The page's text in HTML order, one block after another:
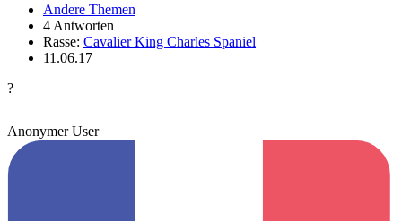
Andere Themen
4 Antworten
Rasse: Cavalier King Charles Spaniel
11.06.17
?
Anonymer User